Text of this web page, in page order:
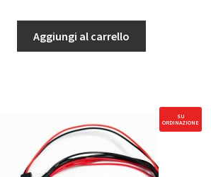
Aggiungi al carrello
SU
ORDINAZIONE